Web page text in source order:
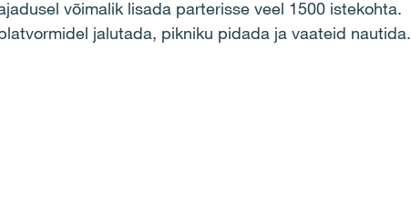
võimalik lisada parterisse veel 1500 istekohta.
jalutada, pikniku pidada ja vaateid nautida.